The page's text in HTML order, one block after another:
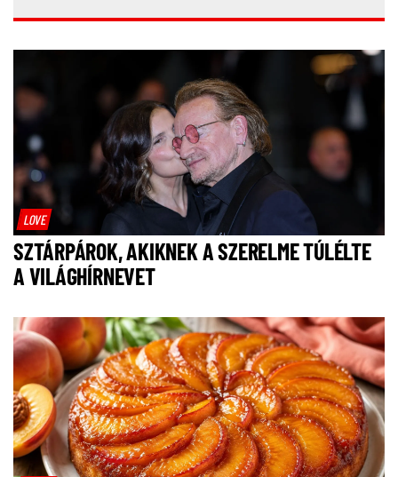
LOVE
SZTÁRPÁROK, AKIKNEK A SZERELME TÚLÉLTE
A VILÁGHÍRNEVET